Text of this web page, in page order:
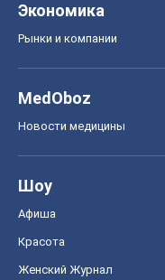
Экономика
Рынки и компании
MedOboz
Новости медицины
Шоу
Афиша
Красота
Женский Журнал